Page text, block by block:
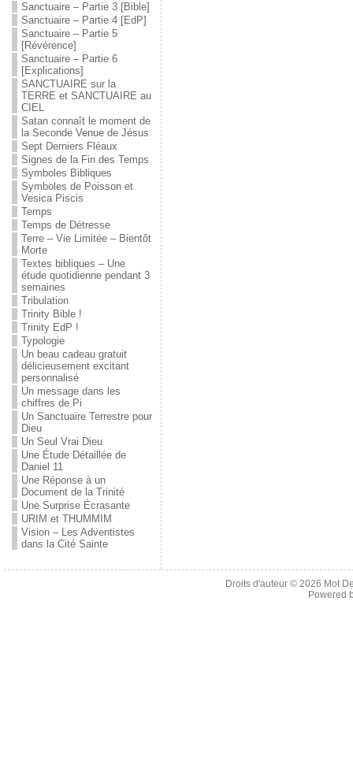
Sanctuaire – Partie 3 [Bible]
Sanctuaire – Partie 4 [EdP]
Sanctuaire – Partie 5
[Révérence]
Sanctuaire – Partie 6
[Explications]
SANCTUAIRE sur la
TERRE et SANCTUAIRE au
CIEL
Satan connaît le moment de
la Seconde Venue de Jésus
Sept Derniers Fléaux
Signes de la Fin des Temps
Symboles Bibliques
Symboles de Poisson et
Vesica Piscis
Temps
Temps de Détresse
Terre – Vie Limitée – Bientôt
Morte
Textes bibliques – Une
étude quotidienne pendant 3
semaines
Tribulation
Trinity Bible !
Trinity EdP !
Typologie
Un beau cadeau gratuit
délicieusement excitant
personnalisé
Un message dans les
chiffres de Pi
Un Sanctuaire Terrestre pour
Dieu
Un Seul Vrai Dieu
Une Étude Détaillée de
Daniel 11
Une Réponse à un
Document de la Trinité
Une Surprise Écrasante
URIM et THUMMIM
Vision – Les Adventistes
dans la Cité Sainte
Droits d'auteur © 2026 Mot
Powered